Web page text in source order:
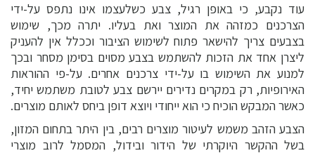
עוד נקבע, כי באופן רגיל, צבע כשלעצמו אינו נתפס על-ידי
הצרכנים כמזהה את המוצר ואת בעליו. יתרה מכך, שימוש
בצבעים צריך להישאר פתוח לשימוש הציבור וככלל אין להעניק
ליצרן אחד את הזכות להשתמש בצבע מסוים בסימן מסחר ובכך
למנוע את השימוש בו על-ידי צרכנים אחרים. על-פי ההוראות
האירופיות, רק במקרים נדירים יירשם צבע לטובת משתמש יחיד,
כאשר המבקש הוכיח כי הוא ייחודי ויוצא דופן ביחס לאותם מוצרים.
הצבע הזהב משמש לעיטור מוצרים רבים, בין היתר בתחום המזון,
בשל ההקשר היוקרתי של הידור ובידול, המסמל לרוב מוצרי